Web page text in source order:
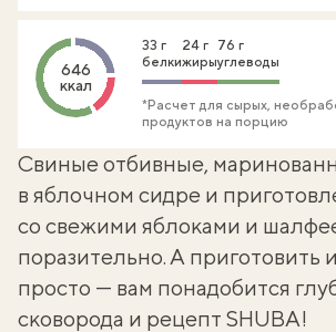
646
ккал
33 г
белки
24 г
жиры
76 г
углеводы
*Расчет для сырых,
продуктов на порцию
Свиные отбивные,
в яблочном сидре и
со свежими яблоками и
поразительно. А приготовить
просто — вам понадобится
сковорода и рецепт SHUBA!